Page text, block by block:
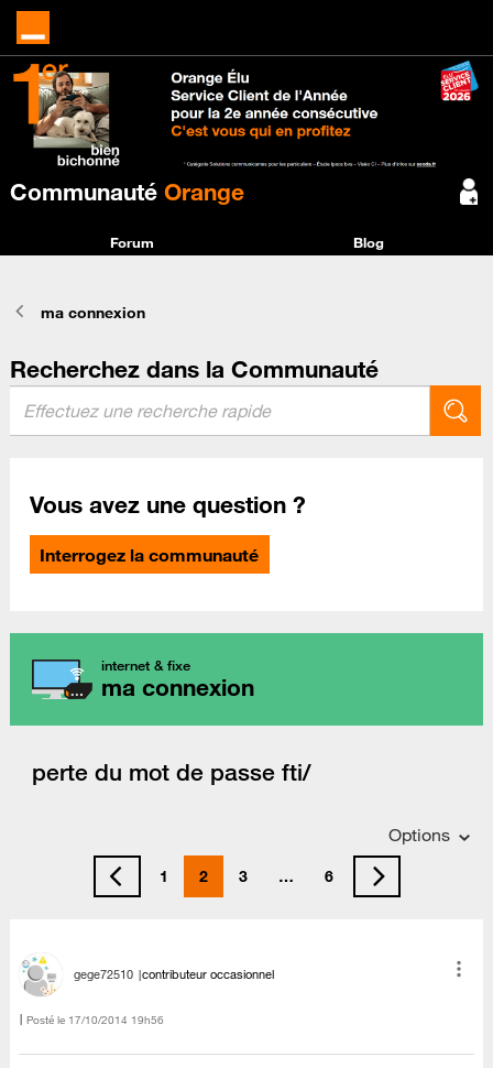
Communauté Orange
Forum Blog
ma connexion
Recherchez dans la Communauté
Vous avez une question ?
Interrogez la communauté
internet & fixe
ma connexion
perte du mot de passe fti/
Options
1 2 3 … 6
gege72510 contributeur occasionnel
Posté le ‎17/10/2014 19h56